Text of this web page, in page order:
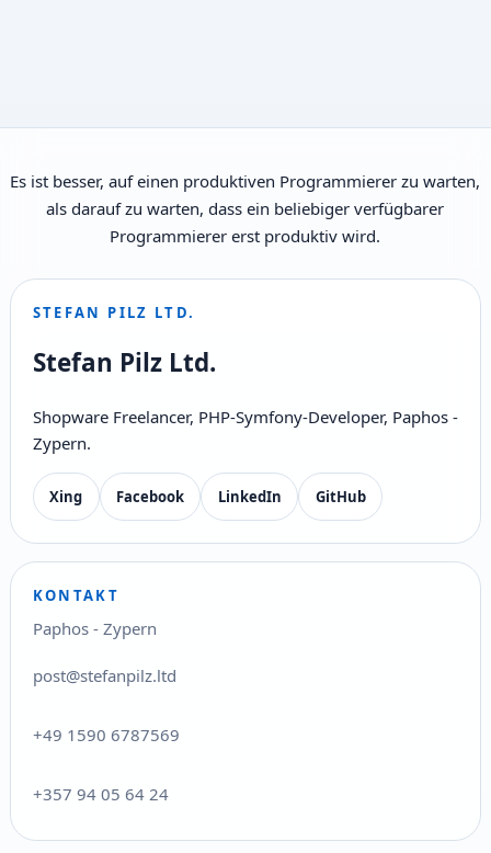
Es ist besser, auf einen produktiven Programmierer zu warten,
als darauf zu warten, dass ein beliebiger verfügbarer
Programmierer erst produktiv wird.
STEFAN PILZ LTD.
Stefan Pilz Ltd.
Shopware Freelancer, PHP-Symfony-Developer, Paphos -
Zypern.
Xing Facebook LinkedIn GitHub
KONTAKT
Paphos - Zypern
post@stefanpilz.ltd
+49 1590 6787569
+357 94 05 64 24